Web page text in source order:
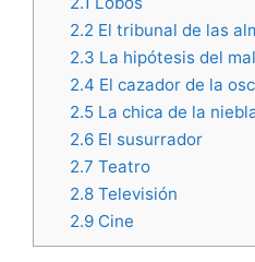
2.2 El tribunal de las
2.3 La hipótesis del mal
2.4 El cazador de la
2.5La chica de la
2.6El susurrador
2.7 Teatro
2.8Televisión
2.9Cine